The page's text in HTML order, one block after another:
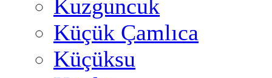
Kuzguncuk
Küçük Çamlıca
Küçüksu